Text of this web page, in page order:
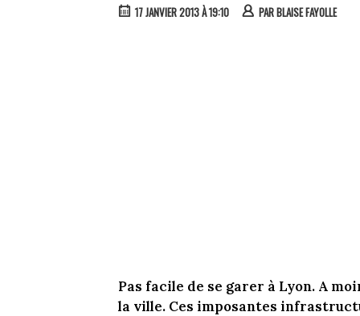
17 JANVIER 2013 À 19:10 PARBLAISE FAYOLLE
Pas facile de se garer à Lyon. A
la ville. Ces imposantes